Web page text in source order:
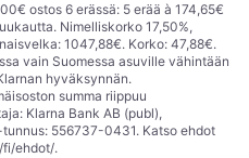
ostos 6 erässä: 5 erää à 174,65€
Nimelliskorko 17,50%,
1047,88€. Korko: 47,88€.
vain Suomessa asuville vähintään
hyväksynnän.
summa riippuu
Klarna Bank AB (publ),
556737-0431. Katso ehdot
fi/ehdot/.